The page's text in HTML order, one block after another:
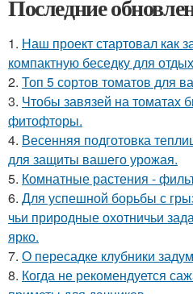
Последние
1. Наш проект стартовал как
компактную беседку для
2. Топ 5 сортов томатов для
3. Чтобы завязей на томатах
фитофторы.
4. Весенняя подготовка
для защиты вашего урожая.
5. Комнатные растения -
6. Для успешной борьбы с
чьи природные охотничьи
ярко.
7. О пересадке клубники
8. Когда не рекомендуется